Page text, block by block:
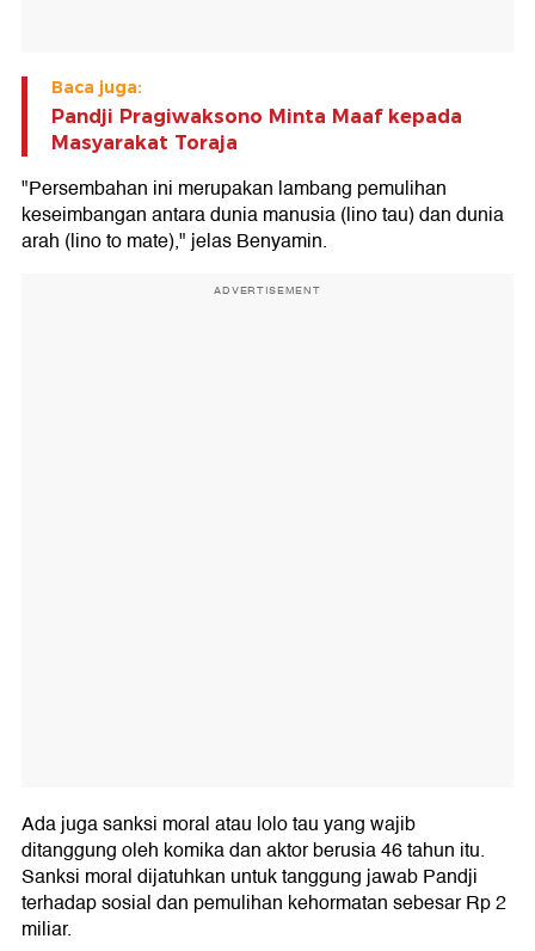
Baca juga:
Pandji Pragiwaksono Minta Maaf kepada
Masyarakat Toraja
"Persembahan ini merupakan lambang pemulihan
keseimbangan antara dunia manusia (lino tau) dan dunia
arah (lino to mate)," jelas Benyamin.
ADVERTISEMENT
Ada juga sanksi moral atau lolo tau yang wajib
ditanggung oleh komika dan aktor berusia 46 tahun itu.
Sanksi moral dijatuhkan untuk tanggung jawab Pandji
terhadap sosial dan pemulihan kehormatan sebesar Rp 2
miliar.